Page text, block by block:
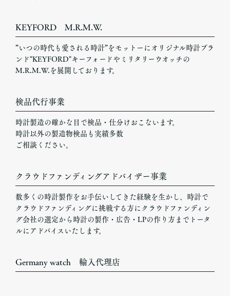
KEYFORD M.R.M.W.
”いつの時代も愛される時計”をモットーにオリジナル時計ブラ
ンド"KEYFORD"キーフォードやミリタリーウオッチの
M.R.M.W.を展開しております。
検品代行事業
時計製造の確かな目で検品・仕分けおこないます。
時計以外の製造物検品も実績多数
ご相談ください。
クラウドファンディングアドバイザー事業
数多くの時計製作をお手伝いしてきた経験を生かし、時計で
クラウドファンディングに挑戦する方にクラウドファンディン
グ会社の選定から時計の製作・広告・LPの作り方までトータ
ルにアドバイスいたします。
Germany watch 輸入代理店